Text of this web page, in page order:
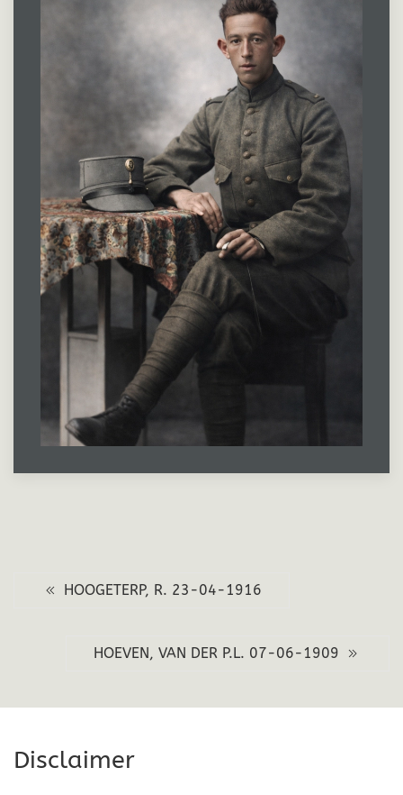
HOOGETERP, R. 23-04-1916
HOEVEN, VAN DER P.L. 07-06-1909
Disclaimer